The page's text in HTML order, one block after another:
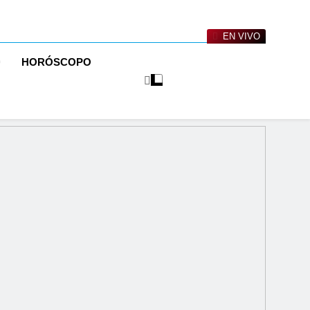
EN VIVO
HORÓSCOPO